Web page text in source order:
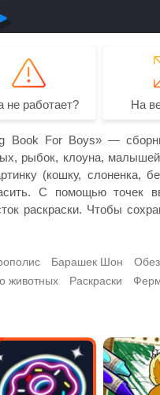
не работает? На
Book For Boys» —
рыбок, клоуна,
(кошку, слоненка,
С помощью точек
раскраски. Чтобы
Барашек Шон
животных Раскраски